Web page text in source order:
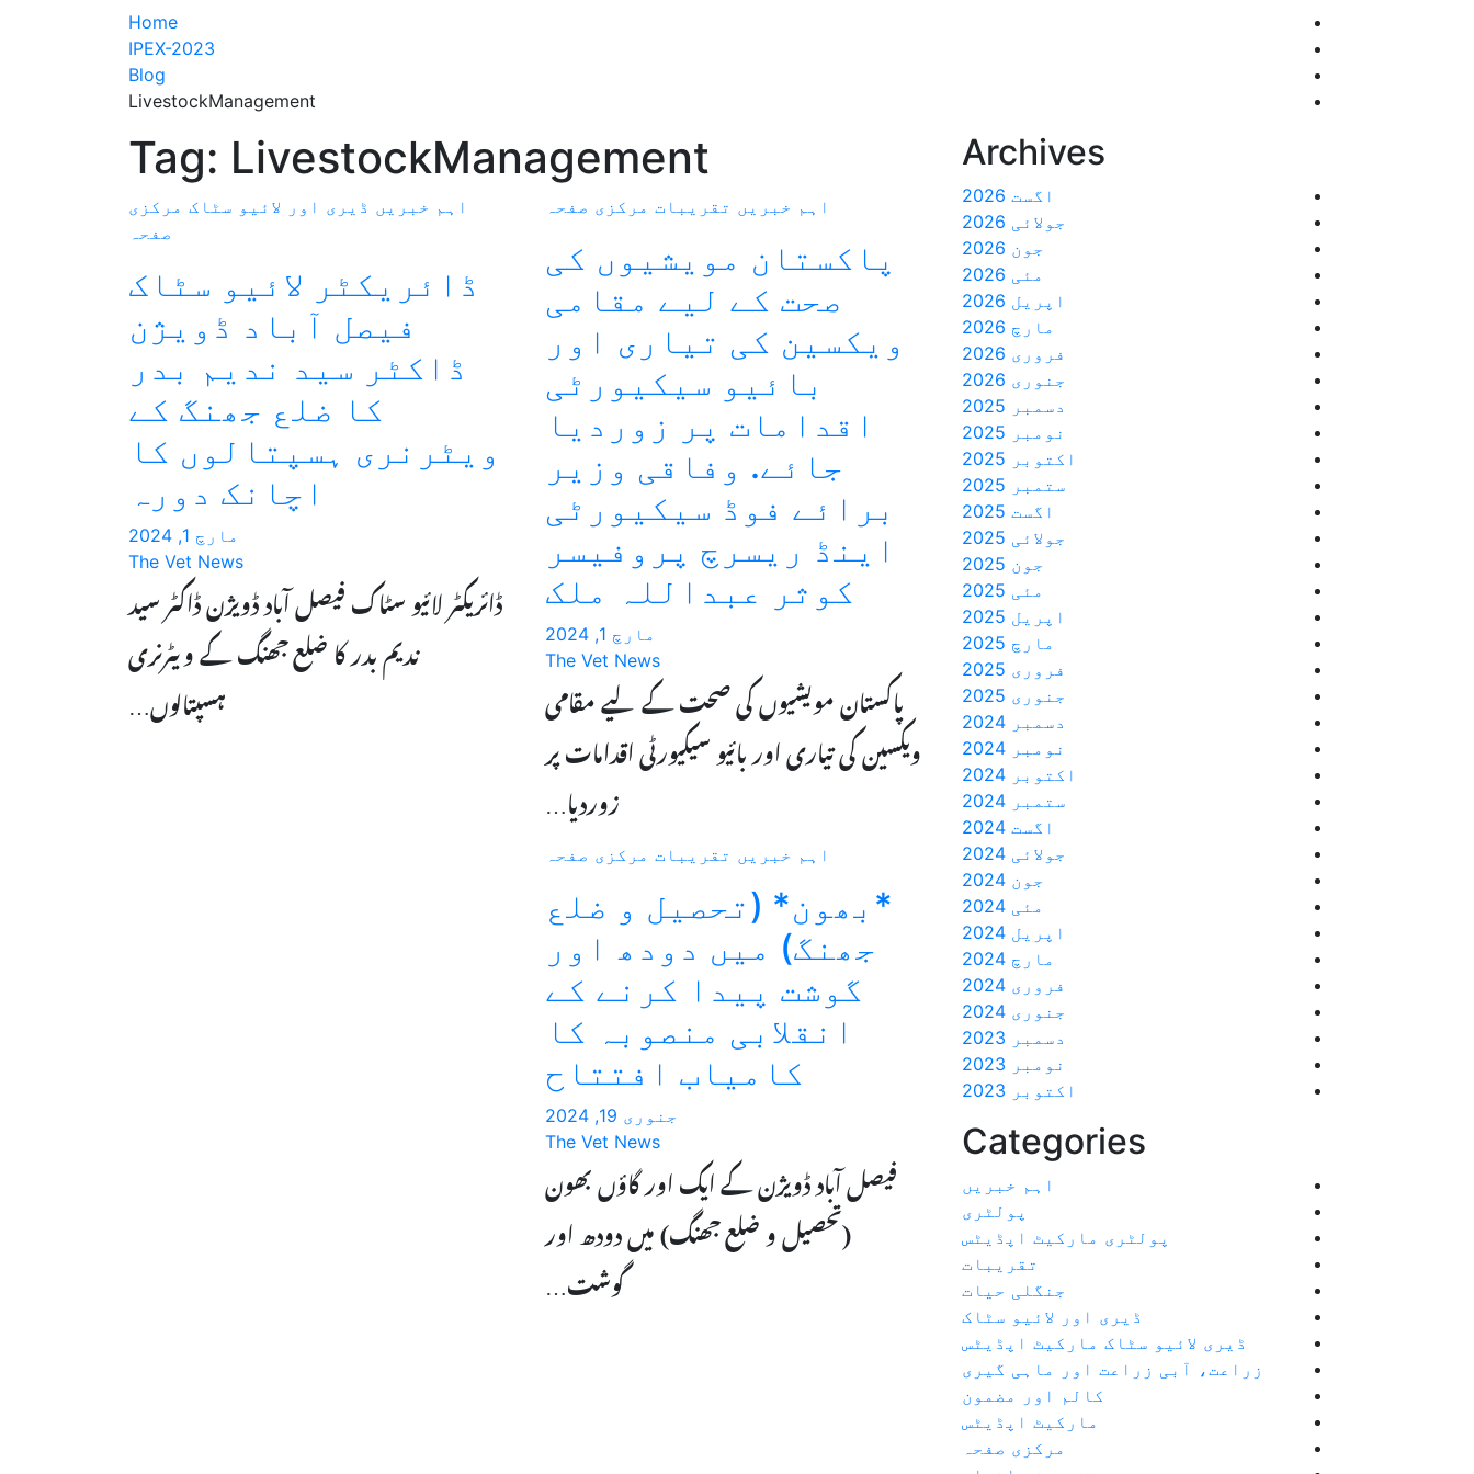
Home
IPEX-2023
Blog
LivestockManagement
Tag: LivestockManagement
اہم خبریں تقریبات مرکزی صفحہ
پاکستان مویشیوں کی
صحت کے لیے مقامی
ویکسین کی تیاری اور
بائیو سیکیورٹی
اقدامات پر زوردیا
جائے. وفاقی وزیر
برائے فوڈ سیکیورٹی
اینڈ ریسرچ پروفیسر
کوثر عبداللہ ملک
مارچ 1, 2024
The Vet News
پاکستان مویشیوں کی صحت کے لیے مقامی
ویکسین کی تیاری اور بائیو سیکیورٹی اقدامات پر
زوردیا…
اہم خبریں ڈیری اور لائیو سٹاک مرکزی
صفحہ
ڈائریکٹر لائیو سٹاک
فیصل آباد ڈویژن
ڈاکٹر سید ندیم بدر
کا ضلع جھنگ کے
ویٹرنری ہسپتالوں کا
اچانک دورہ
مارچ 1, 2024
The Vet News
ڈائریکٹر لائیو سٹاک فیصل آباد ڈویژن ڈاکٹر سید
ندیم بدر کا ضلع جھنگ کے ویٹرنری
ہسپتالوں…
اہم خبریں تقریبات مرکزی صفحہ
*بھون* (تحصیل و ضلع
جھنگ) میں دودھ اور
گوشت پیدا کرنے کے
انقلابی منصوبہ کا
کامیاب افتتاح
جنوری 19, 2024
The Vet News
فیصل آباد ڈویژن کے ایک اور گاؤں بھون
(تحصیل و ضلع جھنگ) میں دودھ اور
گوشت…
Archives
اگست 2026
جولائی 2026
جون 2026
مئی 2026
اپریل 2026
مارچ 2026
فروری 2026
جنوری 2026
دسمبر 2025
نومبر 2025
اکتوبر 2025
ستمبر 2025
اگست 2025
جولائی 2025
جون 2025
مئی 2025
اپریل 2025
مارچ 2025
فروری 2025
جنوری 2025
دسمبر 2024
نومبر 2024
اکتوبر 2024
ستمبر 2024
اگست 2024
جولائی 2024
جون 2024
مئی 2024
اپریل 2024
مارچ 2024
فروری 2024
جنوری 2024
دسمبر 2023
نومبر 2023
اکتوبر 2023
Categories
اہم خبریں
پولٹری
پولٹری مارکیٹ اپڈیٹس
تقریبات
جنگلی حیات
ڈیری اور لائیو سٹاک
ڈیری لائیو سٹاک مارکیٹ اپڈیٹس
زراعت، آبی زراعت اور ماہی گیری
کالم اور مضمون
مارکیٹ اپڈیٹس
مرکزی صفحہ